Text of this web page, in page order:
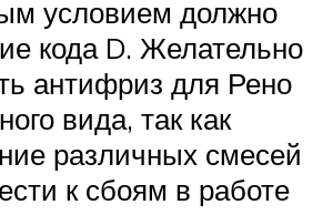
условием должно
кода D. Желательно
антифриз для Рено
вида, так как
различных смесей
к сбоям в работе